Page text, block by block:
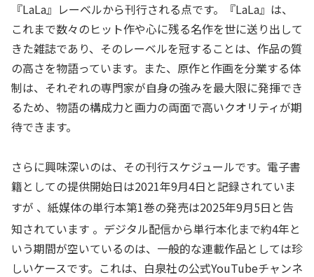
『LaLa』レーベルから刊行される点です。『LaLa』は、
これまで数々のヒット作や心に残る名作を世に送り出して
きた雑誌であり、そのレーベルを冠することは、作品の質
の高さを物語っています。また、原作と作画を分業する体
制は、それぞれの専門家が自身の強みを最大限に発揮でき
るため、物語の構成力と画力の両面で高いクオリティが期
待できます。
さらに興味深いのは、その刊行スケジュールです。電子書
籍としての提供開始日は2021年9月4日と記録されていま
すが 、紙媒体の単行本第1巻の発売は2025年9月5日と告
知されています 。デジタル配信から単行本化まで約4年と
いう期間が空いているのは、一般的な連載作品としては珍
しいケースです。これは、白泉社の公式YouTubeチャンネ